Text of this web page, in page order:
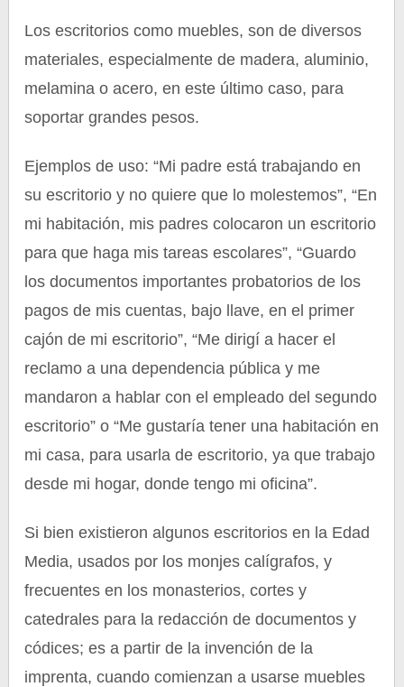
Los escritorios como muebles, son de diversos
materiales, especialmente de madera, aluminio,
melamina o acero, en este último caso, para
soportar grandes pesos.
Ejemplos de uso: “Mi padre está trabajando en
su escritorio y no quiere que lo molestemos”, “En
mi habitación, mis padres colocaron un escritorio
para que haga mis tareas escolares”, “Guardo
los documentos importantes probatorios de los
pagos de mis cuentas, bajo llave, en el primer
cajón de mi escritorio”, “Me dirigí a hacer el
reclamo a una dependencia pública y me
mandaron a hablar con el empleado del segundo
escritorio” o “Me gustaría tener una habitación en
mi casa, para usarla de escritorio, ya que trabajo
desde mi hogar, donde tengo mi oficina”.
Si bien existieron algunos escritorios en la Edad
Media, usados por los monjes calígrafos, y
frecuentes en los monasterios, cortes y
catedrales para la redacción de documentos y
códices; es a partir de la invención de la
imprenta, cuando comienzan a usarse muebles